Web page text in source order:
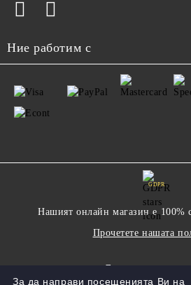
Ние работим с
GDPR
Нашият онлайн магазин е 100%
Прочетете нашата
За да направи посещенията Ви на